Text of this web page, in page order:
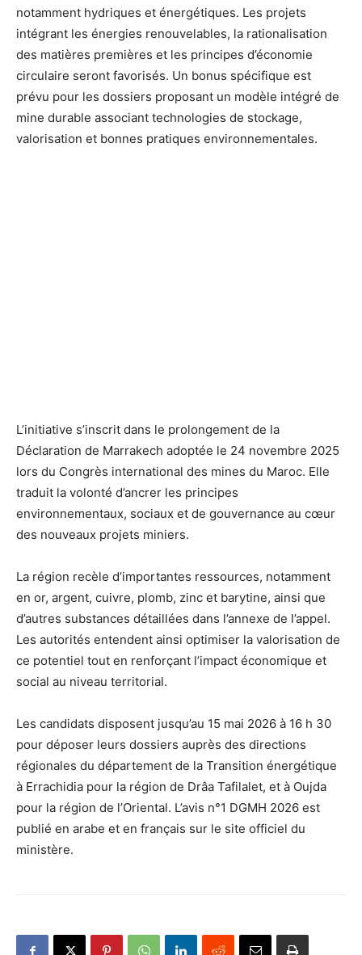
notamment hydriques et énergétiques. Les projets
intégrant les énergies renouvelables, la rationalisation
des matières premières et les principes d’économie
circulaire seront favorisés. Un bonus spécifique est
prévu pour les dossiers proposant un modèle intégré de
mine durable associant technologies de stockage,
valorisation et bonnes pratiques environnementales.
L’initiative s’inscrit dans le prolongement de la
Déclaration de Marrakech adoptée le 24 novembre 2025
lors du Congrès international des mines du Maroc. Elle
traduit la volonté d’ancrer les principes
environnementaux, sociaux et de gouvernance au cœur
des nouveaux projets miniers.
La région recèle d’importantes ressources, notamment
en or, argent, cuivre, plomb, zinc et barytine, ainsi que
d’autres substances détaillées dans l’annexe de l’appel.
Les autorités entendent ainsi optimiser la valorisation de
ce potentiel tout en renforçant l’impact économique et
social au niveau territorial.
Les candidats disposent jusqu’au 15 mai 2026 à 16 h 30
pour déposer leurs dossiers auprès des directions
régionales du département de la Transition énergétique
à Errachidia pour la région de Drâa Tafilalet, et à Oujda
pour la région de l’Oriental. L’avis n°1 DGMH 2026 est
publié en arabe et en français sur le site officiel du
ministère.